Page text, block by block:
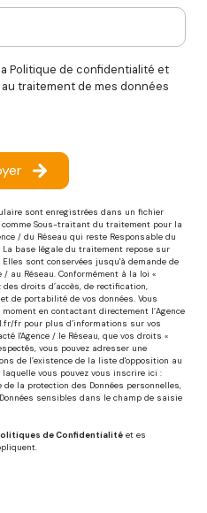
Politique de confidentialité et
traitement de mes données
sont enregistrées dans un fichier
Sous-traitant du traitement pour la
/ du Réseau qui reste Responsable du
La base légale du traitement repose sur
sont conservées jusqu'à demande de
au Réseau. Conformément à la loi «
droits d’accès, de rectification,
de portabilité de vos données. Vous
en contactant directement l’Agence
fr pour plus d’informations sur vos
l'Agence / le Réseau, que vos droits «
vous pouvez adresser une
de l’existence de la liste d'opposition au
vous pouvez vous inscrire ici :
de la protection des Données personnelles,
sensibles dans le champ de saisie
de Confidentialité et es